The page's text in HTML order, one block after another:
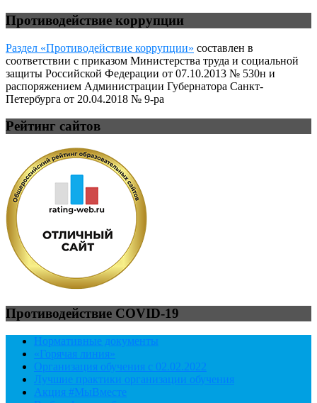
Противодействие коррупции
Раздел «Противодействие коррупции» составлен в
соответствии с приказом Министерства труда и социальной
защиты Российской Федерации от 07.10.2013 № 530н и
распоряжением Администрации Губернатора Санкт-
Петербурга от 20.04.2018 № 9-ра
Рейтинг сайтов
Противодействие COVID-19
Нормативные документы
«Горячая линия»
Организация обучения с 02.02.2022
Лучшие практики организации обучения
Акция #МыВместе